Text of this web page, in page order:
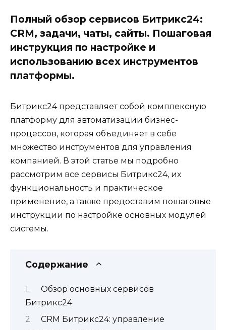
Полный обзор сервисов Битрикс24:
CRM, задачи, чаты, сайты. Пошаговая
инструкция по настройке и
использованию всех инструментов
платформы.
Битрикс24 представляет собой комплексную
платформу для автоматизации бизнес-
процессов, которая объединяет в себе
множество инструментов для управления
компанией. В этой статье мы подробно
рассмотрим все сервисы Битрикс24, их
функциональность и практическое
применение, а также предоставим пошаговые
инструкции по настройке основных модулей
системы.
Содержание
Обзор основных сервисов
Битрикс24
CRM Битрикс24: управление